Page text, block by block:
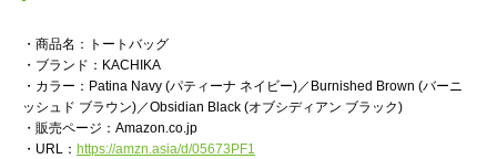
・商品名：トートバッグ
・ブランド：KACHIKA
・カラー：Patina Navy (パティーナ ネイビー)／Burnished Brown (バーニ
ッシュド ブラウン)／Obsidian Black (オブシディアン ブラック)
・販売ページ：Amazon.co.jp
・URL： https://amzn.asia/d/05673PF1